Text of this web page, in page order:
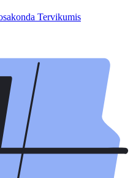
Tervikumis